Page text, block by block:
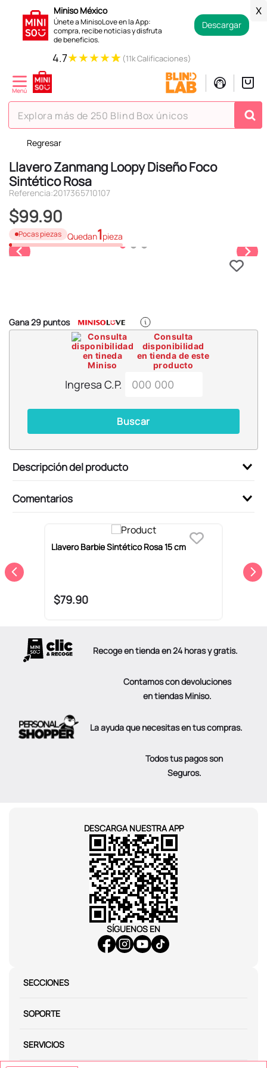
Miniso México
Únete a MinisoLove en la App:
compra, recibe noticias y disfruta
de beneficios.
Descargar
X
4.7★★★★★ (11k Calificaciones)
Explora más de 250 Blind Box únicos
Regresar
Llavero Zanmang Loopy Diseño Foco
Sintético Rosa
Referencia:2017365710107
$99.90
Pocas piezas Quedan1pieza
Gana29 puntos
Consulta
disponibilidad
en tienda de este
producto
Ingresa C.P.
Buscar
Descripción del producto
Comentarios
Llavero Barbie Sintético Rosa 15 cm
$79.90
Recoge en tienda en 24 horas y gratis.
Contamos con devoluciones
en tiendas Miniso.
La ayuda que necesitas en tus compras.
Todos tus pagos son
Seguros.
DESCARGA NUESTRA APP
SÍGUENOS EN
SECCIONES
SOPORTE
SERVICIOS
TÉRMINOS MÁS BUSCADOS
1.
hello kitty
2.
spiderman
3
peluche
4.
osito cariñosito
5.
blind box
9.
toy story